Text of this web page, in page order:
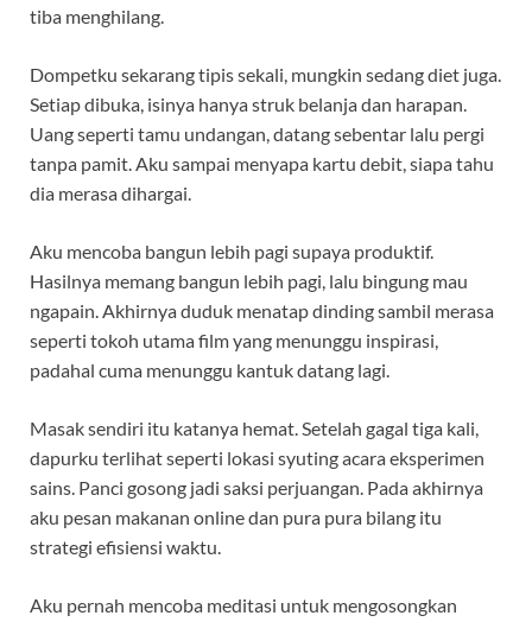
tiba menghilang.
Dompetku sekarang tipis sekali, mungkin sedang diet juga.
Setiap dibuka, isinya hanya struk belanja dan harapan.
Uang seperti tamu undangan, datang sebentar lalu pergi
tanpa pamit. Aku sampai menyapa kartu debit, siapa tahu
dia merasa dihargai.
Aku mencoba bangun lebih pagi supaya produktif.
Hasilnya memang bangun lebih pagi, lalu bingung mau
ngapain. Akhirnya duduk menatap dinding sambil merasa
seperti tokoh utama film yang menunggu inspirasi,
padahal cuma menunggu kantuk datang lagi.
Masak sendiri itu katanya hemat. Setelah gagal tiga kali,
dapurku terlihat seperti lokasi syuting acara eksperimen
sains. Panci gosong jadi saksi perjuangan. Pada akhirnya
aku pesan makanan online dan pura pura bilang itu
strategi efisiensi waktu.
Aku pernah mencoba meditasi untuk mengosongkan